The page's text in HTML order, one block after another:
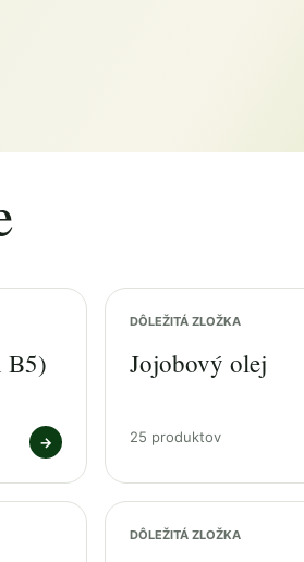
B5)
→
DÔLEŽITÁ ZLOŽKA
Jojobový olej
25 produktov
DÔLEŽITÁ ZLOŽKA